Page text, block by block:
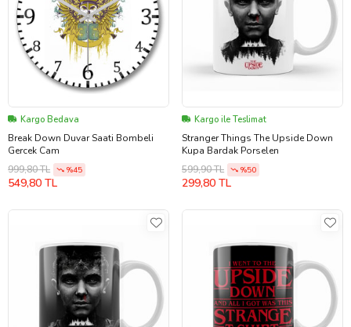
Kargo Bedava
Break Down Duvar Saati Bombeli
Gercek Cam
999,80 TL
%45
549,80 TL
Kargo ile Teslimat
Stranger Things The Upside Down
Kupa Bardak Porselen
599,90 TL
%50
299,80 TL